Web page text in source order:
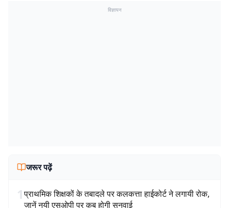
विज्ञापन
जरूर पढ़ें
1प्राथमिक शिक्षकों के तबादले पर कलकत्ता हाईकोर्ट ने लगायी रोक,
जानें नयी एसओपी पर कब होगी सुनवाई